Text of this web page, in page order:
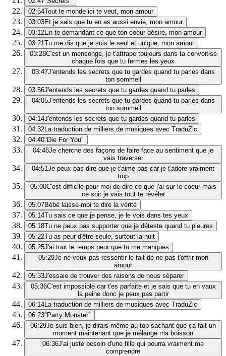
02:54Tout le monde ici te veut, mon amour
03:03Et je sais que tu en as aussi envie, mon amour
03:12En te demandant ce que ton coeur désire, mon amour
03:21Tu me dis que je suis le seul et unique, mon amour
03:28C'est un mensonge, je t'attrape toujours dans ta convoitise
chaque fois que tu fermes les yeux
03:47J'entends les secrets que tu gardes quand tu parles dans
ton sommeil
03:56J'entends les secrets que tu gardes quand tu parles
04:05J'entends les secrets que tu gardes quand tu parles dans
ton sommeil
04:14J'entends les secrets que tu gardes quand tu parles
04:32La traduction de milliers de musiques avec TraduZic
04:40"Die For You"
04:46Je cherche des façons de faire face au sentiment que je
vais traverser
04:51Je peux pas dire que je t'aime pas car je t'adore vraiment
trop
05:00C'est difficile pour moi de dire ce que j'ai sur le coeur mais
ce soir je vais tout te révéler
05:07Bébé laisse-moi te dire la vérité
05:14Tu sais ce que je pense, je le vois dans tes yeux
05:18Tu ne peux pas supporter que je déteste quand tu pleures
05:22Tu as peur d'être seule, surtout la nuit
05:25J'ai tout le temps peur que tu me manques
05:29Je ne veux pas ressentir le fait de ne pas t'offrir mon
amour
05:33J'essaie de trouver des raisons de nous séparer
05:36C'est impossible car t'es parfaite et je sais que tu en vaux
la peine donc je peux pas partir
06:14La traduction de milliers de musiques avec TraduZic
06:23"Party Monster"
06:29Je suis bien, je dirais même au top sachant que ça fait un
moment maintenant que je mélange ma boisson
06:36J'ai juste besoin d'une fille qui pourra vraiment me
comprendre